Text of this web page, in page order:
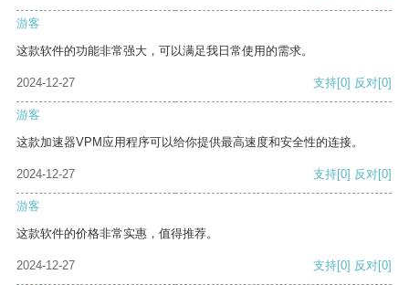
游客
这款软件的功能非常强大，可以满足我日常使用的需求。
2024-12-27 支持[0] 反对[0]
游客
这款加速器VPM应用程序可以给你提供最高速度和安全性的连接。
2024-12-27 支持[0] 反对[0]
游客
这款软件的价格非常实惠，值得推荐。
2024-12-27 支持[0] 反对[0]